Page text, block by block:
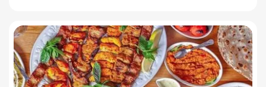
راهنمای اعتراض به کالابرگ مرداد ۱۴۰۵ + شماره پشتیبانی
17 مرداد 1405